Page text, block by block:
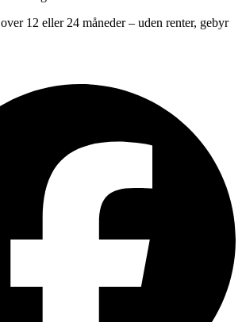
12 eller 24 måneder – uden renter, gebyr